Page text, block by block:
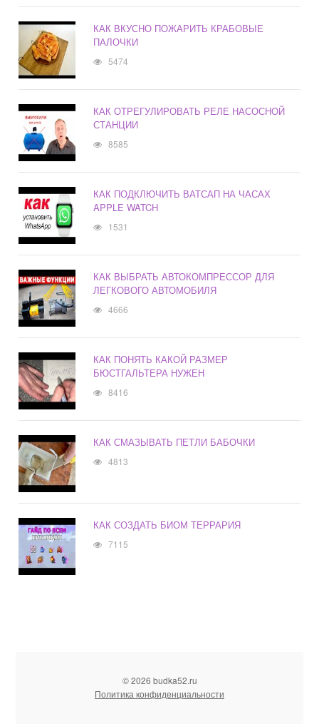
КАК ВКУСНО ПОЖАРИТЬ КРАБОВЫЕ
ПАЛОЧКИ
5474
КАК ОТРЕГУЛИРОВАТЬ РЕЛЕ НАСОСНОЙ
СТАНЦИИ
8585
КАК ПОДКЛЮЧИТЬ ВАТСАП НА ЧАСАХ
APPLE WATCH
1531
КАК ВЫБРАТЬ АВТОКОМПРЕССОР ДЛЯ
ЛЕГКОВОГО АВТОМОБИЛЯ
4666
КАК ПОНЯТЬ КАКОЙ РАЗМЕР
БЮСТГАЛЬТЕРА НУЖЕН
8416
КАК СМАЗЫВАТЬ ПЕТЛИ БАБОЧКИ
4813
КАК СОЗДАТЬ БИОМ ТЕРРАРИЯ
7115
© 2026 budka52.ru
Политика конфиденциальности